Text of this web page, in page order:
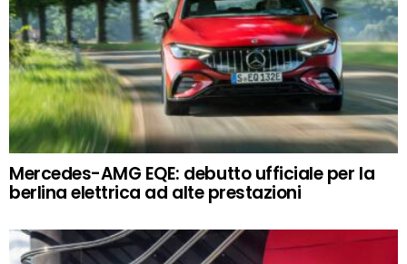
Mercedes-AMG EQE: debutto ufficiale per la
berlina elettrica ad alte prestazioni